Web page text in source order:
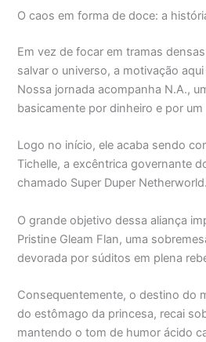
O caos em forma de doce: a
Em vez de focar em tramas
salvar o universo, a motivação
Nossa jornada acompanha N.A.,
basicamente por dinheiro e por
Logo no início, ele acaba sendo
Tichelle, a excêntrica governante
chamado Super Duper Netherworld.
O grande objetivo dessa aliança
Pristine Gleam Flan, uma
devorada por súditos em plena
Consequentemente, o destino do
do estômago da princesa, recai
mantendo o tom de humor ácido